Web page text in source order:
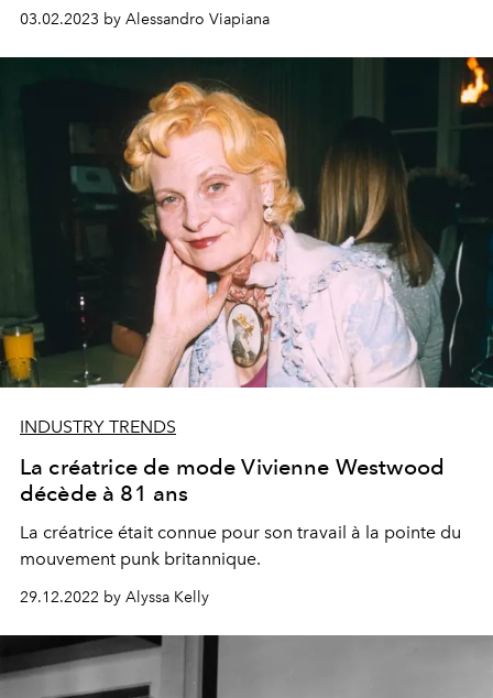
comme le « métallurgiste de la mode ».
03.02.2023 by Alessandro Viapiana
INDUSTRY TRENDS
La créatrice de mode Vivienne Westwood
décède à 81 ans
La créatrice était connue pour son travail à la pointe du
mouvement punk britannique.
29.12.2022 by Alyssa Kelly